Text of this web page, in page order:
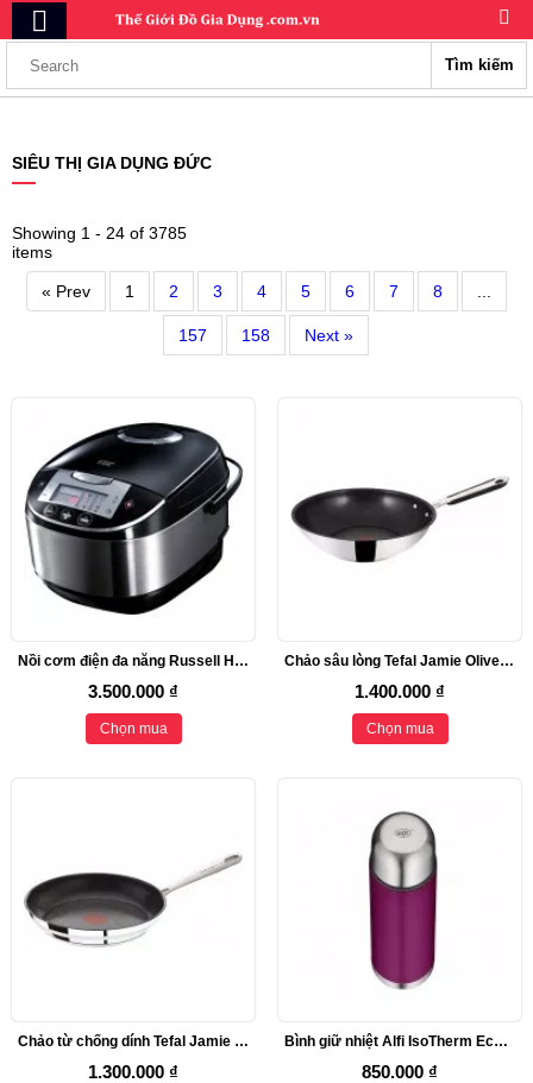
Tìm kiếm
SIÊU THỊ GIA DỤNG ĐỨC
Showing 1 - 24 of 3785
items
« Prev 1 2 3 4 5 6 7 8
157 158 Next »
Nồi cơm điện đa năng Russell Hobbs 21850, 5L
3.500.000 ₫
Chọn mua
Chảo sâu lòng Tefal Jamie Oliver E79219, 28cm
1.400.000 ₫
Chọn mua
Chảo từ chống dính Tefal Jamie Oliver 24cm
1.300.000 ₫
Bình giữ nhiệt Alfi IsoTherm Eco, màu tím, dung tích 750ml
850.000 ₫